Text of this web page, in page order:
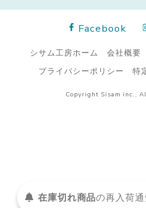
Facebook
シサム工房ホーム 会社概要
プライバシーポリシー
特
Copyright Sisam inc.,
在庫切れ商品の再入荷